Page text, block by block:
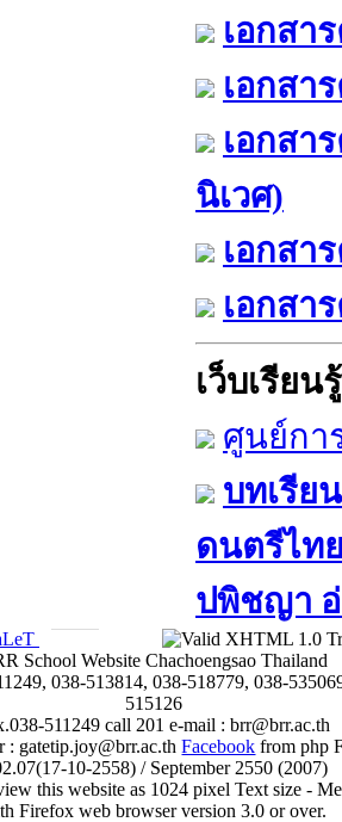
เอกสา
เอกสา
เอกสา
นิเวศ)
เอกสา
เอกสา
เว็บเรียนรู้
ศูนย์กา
บทเรีย
ดนตรีไท
ปพิชญา​ อ่
School Website Chachoengsao Thailand
038-513814, 038-518779, 038-
515126
511249 call 201 e-mail : brr@brr.ac.th
: gatetip.joy@brr.ac.thFacebook from php
10-2558) / September 2550 (2007)
this website as 1024 pixel Text size -
Firefox web browser version 3.0 or over.